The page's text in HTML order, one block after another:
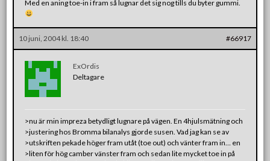
Med en aning toe-in i fram så lugnar det sig nog tills du byter gummi.
10 juni, 2004 kl. 18:40 #66917
ExOrdis
Deltagare
>nu är min impreza betydligt lugnare på vägen. En 4hjulsmätning och
>justering hos Bromma bilanalys gjorde susen. Vad jag kan se av
>utskriften pekade höger fram utåt (toe out) och vänter fram in… en
>liten för hög camber vänster fram och sedan lite mycket toe in på